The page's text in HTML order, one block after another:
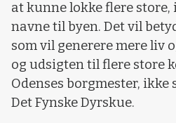
at kunne lokke flere
navne til byen. Det vil
som vil generere mere liv
og udsigten til flere store
Odenses borgmester, ikke
Det Fynske Dyrskue.